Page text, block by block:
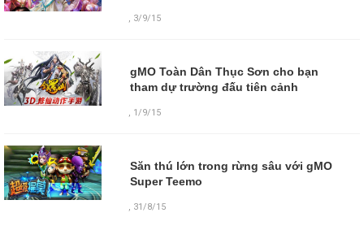
3/9/15
gMO Toàn Dân Thục Sơn cho bạn
tham dự trường đấu tiên cảnh
, 1/9/15
Săn thú lớn trong rừng sâu với gMO
Super Teemo
, 31/8/15